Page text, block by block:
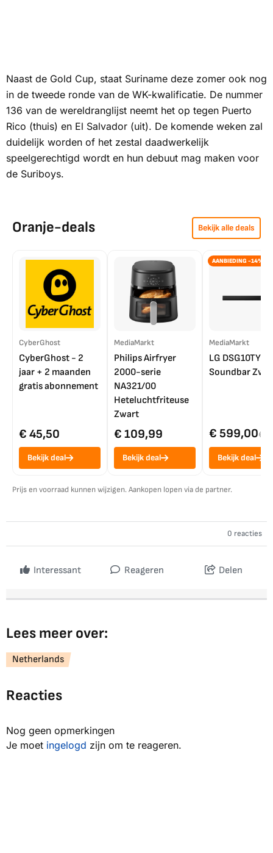
Naast de Gold Cup, staat Suriname deze zomer ook nog
in de tweede ronde van de WK-kwalificatie. De nummer
136 van de wereldranglijst neemt het op tegen Puerto
Rico (thuis) en El Salvador (uit). De komende weken zal
duidelijk worden of het zestal daadwerkelijk
speelgerechtigd wordt en hun debuut mag maken voor
de Suriboys.
Oranje-deals Bekijk alle deals
CyberGhost
CyberGhost - 2
jaar + 2 maanden
gratis abonnement
€ 45,50
Bekijk deal
MediaMarkt
Philips Airfryer
2000-serie
NA321/00
Heteluchtfriteuse
Zwart
€ 109,99
Bekijk deal
AANBIEDING -14%
MediaMarkt
LG DSG10TY
Soundbar
€ 599,00€
Bekijk deal
Prijs en voorraad kunnen wijzigen. Aankopen lopen via de partner.
0 reacties
Interessant Reageren Delen
Lees meer over:
Netherlands
Reacties
Nog geen opmerkingen
Je moet ingelogd zijn om te reageren.